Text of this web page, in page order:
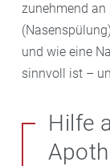
zunehmend an
und wie eine
sinnvoll ist –
Hilfe